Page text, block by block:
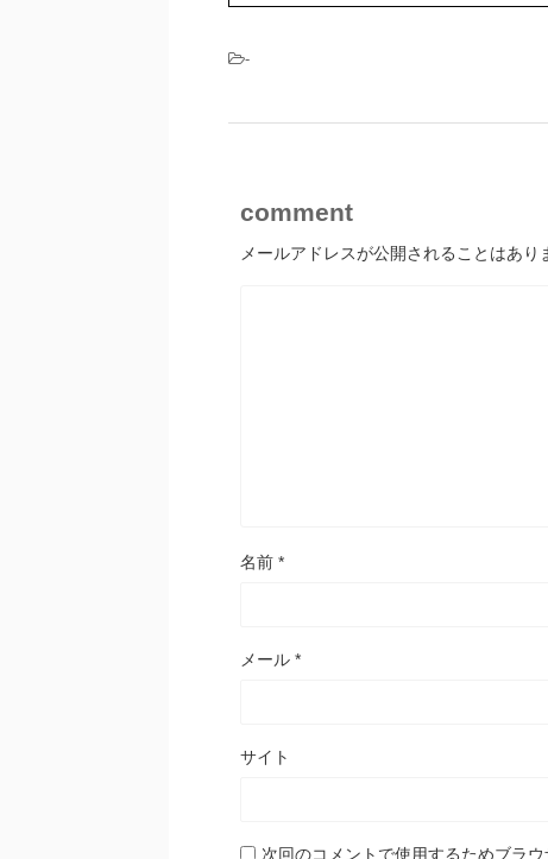
-
comment
メールアドレスが公開されることはあり
名前 *
メール *
サイト
次回のコメントで使用するためブラ